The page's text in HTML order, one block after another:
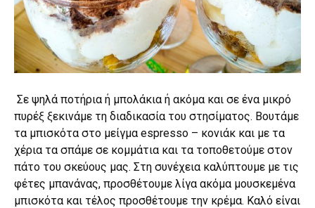
Σε ψηλά ποτήρια ή μπολάκια ή ακόμα και σε ένα μικρό
πυρέξ ξεκινάμε τη διαδικασία του στησίματος. Βουτάμε
τα μπισκότα στο μείγμα espresso – κονιάκ και με τα
χέρια τα σπάμε σε κομμάτια και τα τοποθετούμε στον
πάτο του σκεύους μας. Στη συνέχεια καλύπτουμε με τις
φέτες μπανάνας, προσθέτουμε λίγα ακόμα μουσκεμένα
μπισκότα και τέλος προσθέτουμε την κρέμα. Καλό είναι